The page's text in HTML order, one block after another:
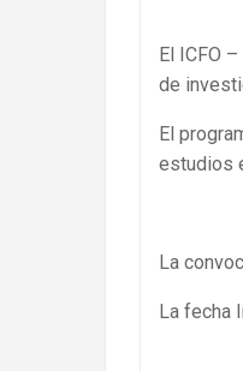
El ICFO
de
El
estudios
La
La fecha